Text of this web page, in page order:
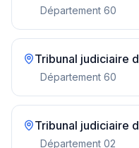
Département 60
Tribunal judiciaire
Département 60
Tribunal judiciaire
Département 02